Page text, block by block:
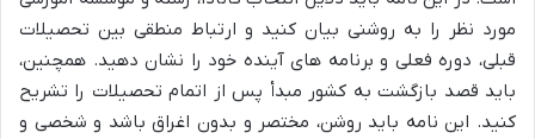
مورد نظر را به روشنی بیان کنید و ارتباط منطقی بین تحصیلات
قبلی، دوره فعلی و برنامه های آینده خود را نشان دهید. همچنین،
باید قصد بازگشت به کشور مبدأ پس از اتمام تحصیلات را تشریح
کنید. این نامه باید روشن، مختصر و بدون اغراق باشد و شخصی و